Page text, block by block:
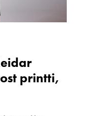
printti,